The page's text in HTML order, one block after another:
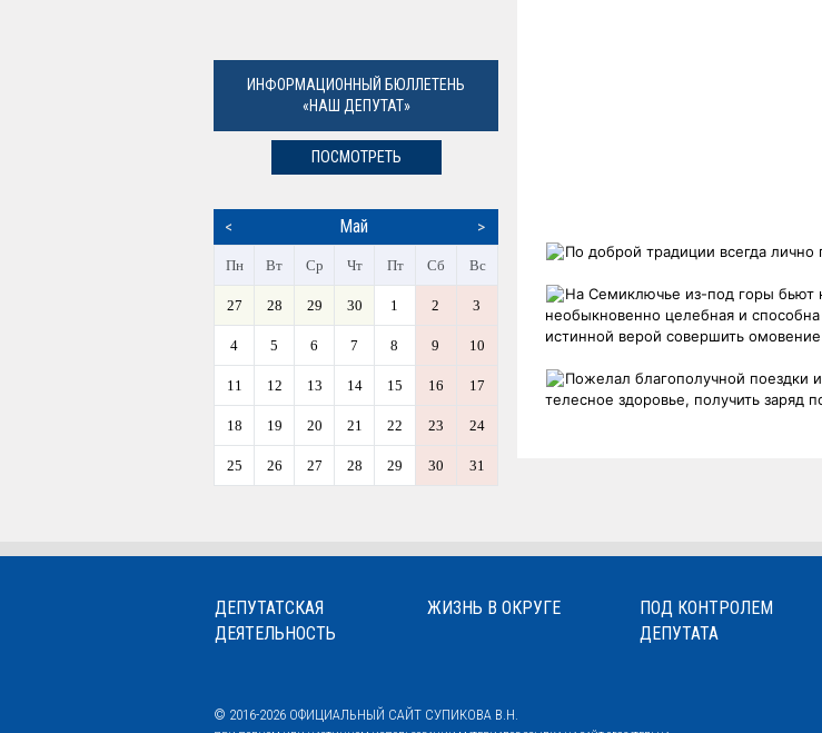
ИНФОРМАЦИОННЫЙ БЮЛЛЕТЕНЬ
«НАШ ДЕПУТАТ»
ПОСМОТРЕТЬ
< >
Май
Пн Вт Ср Чт Пт Сб Вс
27 28 29 30 1 2 3
4 5 6 7 8 9 10
11 12 13 14 15 16 17
18 19 20 21 22 23 24
25 26 27 28 29 30 31
По доброй традиции всегда
На Семиключье из-под горы бьют
необыкновенно целебная и
истинной верой совершить
Пожелал благополучной поездки
телесное здоровье, получить заряд
ДЕПУТАТСКАЯ
ДЕЯТЕЛЬНОСТЬ
ЖИЗНЬ В ОКРУГЕ
ПОД КОНТРОЛЕМ
ДЕПУТАТА
© 2016-2026 ОФИЦИАЛЬНЫЙ САЙТ СУПИКОВА В.Н.